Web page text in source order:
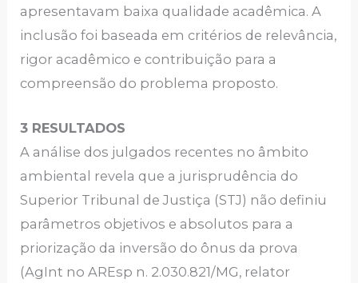
apresentavam baixa qualidade acadêmica. A
inclusão foi baseada em critérios de relevância,
rigor acadêmico e contribuição para a
compreensão do problema proposto.
3 RESULTADOS
A análise dos julgados recentes no âmbito
ambiental revela que a jurisprudência do
Superior Tribunal de Justiça (STJ) não definiu
parâmetros objetivos e absolutos para a
priorização da inversão do ônus da prova
(AgInt no AREsp n. 2.030.821/MG, relator